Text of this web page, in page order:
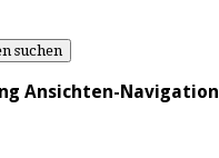
suchen
Ansichten-Navigation